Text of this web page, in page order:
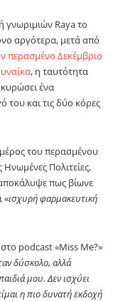
γνωριμιών Raya το
αργότερα, μετά από
περασμένο Δεκέμβριο
, η ταυτότητα
ένα
του και τις δύο κόρες
του περασμένου
Πολιτείες,
πως βίωνε
«ισχυρή φαρμακευτική
podcast «Miss Me?»
δύσκολο, αλλά
μου. Δεν ισχύει
η πιο δυνατή εκδοχή